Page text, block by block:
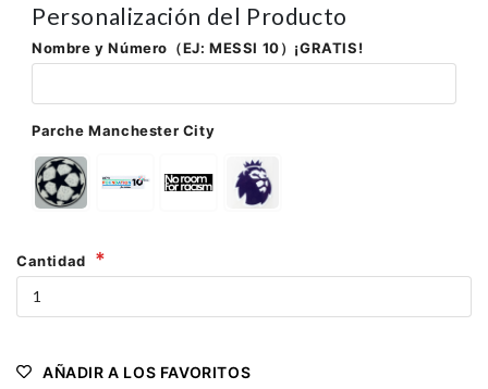
Personalización del Producto
Nombre y Número（EJ: MESSI 10）¡GRATIS!
Parche Manchester City
Cantidad
AÑADIR A LOS FAVORITOS